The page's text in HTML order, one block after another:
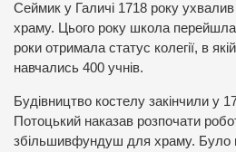
Сеймик у Галичі 1718 року
храму. Цього року школа перейшла
роки отримала статус колегії, в
навчались 400 учнів.
Будівництво костелу закінчили у
Потоцький наказав розпочати
збільшивфундуш для храму. Було